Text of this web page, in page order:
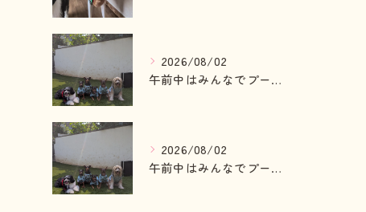
2026/08/02
午前中はみんなでプール入ったりランで走って遊ぶわんこさん💓
2026/08/02
午前中はみんなでプール入ったりランで走って遊ぶわんこさん💓